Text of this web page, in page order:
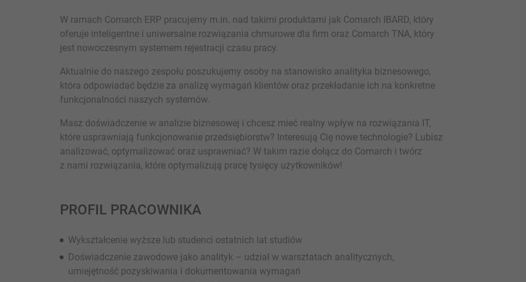
W ramach Comarch ERP pracujemy m.in. nad takimi produktami jak Comarch IBARD, który
oferuje inteligentne i uniwersalne rozwiązania chmurowe dla firm oraz Comarch TNA, który
jest nowoczesnym systemem rejestracji czasu pracy.
Aktualnie do naszego zespołu poszukujemy osoby na stanowisko analityka biznesowego,
która odpowiadać będzie za analizę wymagań klientów oraz przekładanie ich na konkretne
funkcjonalności naszych systemów.
Masz doświadczenie w analizie biznesowej i chcesz mieć realny wpływ na rozwiązania IT,
które usprawniają funkcjonowanie przedsiębiorstw? Interesują Cię nowe technologie? Lubisz
analizować, optymalizować oraz usprawniać? W takim razie dołącz do Comarch i twórz
z nami rozwiązania, które optymalizują pracę tysięcy użytkowników!
PROFIL PRACOWNIKA
Wykształcenie wyższe lub studenci ostatnich lat studiów
Doświadczenie zawodowe jako analityk – udział w warsztatach analitycznych,
umiejętność pozyskiwania i dokumentowania wymagań